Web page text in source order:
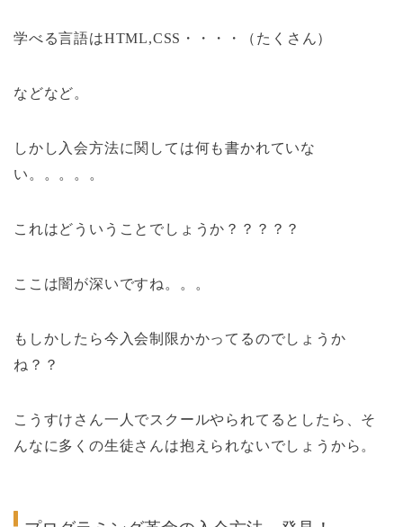
学べる言語はHTML,CSS・・・・（たくさん）
などなど。
しかし入会方法に関しては何も書かれていな
い。。。。。
これはどういうことでしょうか？？？？？
ここは闇が深いですね。。。
もしかしたら今入会制限かかってるのでしょうか
ね？？
こうすけさん一人でスクールやられてるとしたら、そ
んなに多くの生徒さんは抱えられないでしょうから。